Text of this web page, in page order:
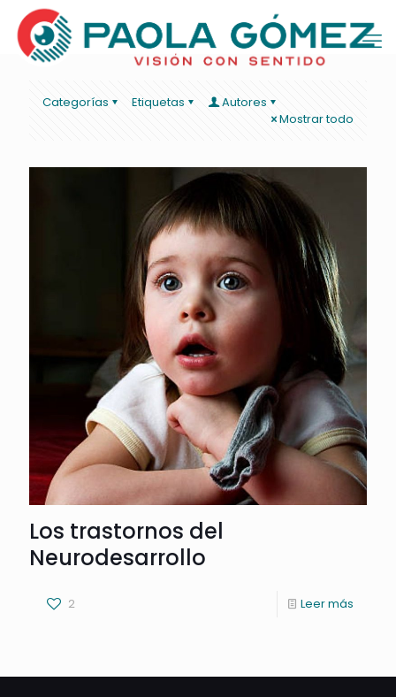
Categorías Etiquetas
Autores
Mostrar todo
Los trastornos del
Neurodesarrollo
2 Leer más